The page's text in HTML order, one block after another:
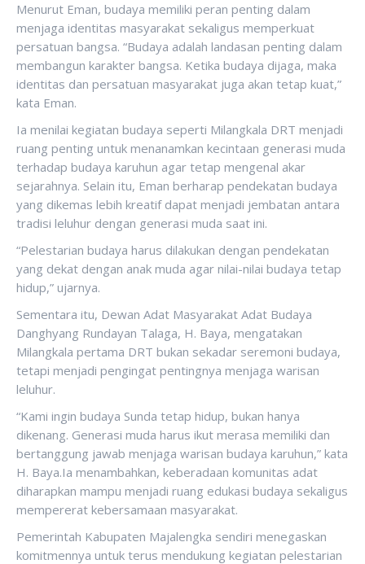
Menurut Eman, budaya memiliki peran penting dalam
menjaga identitas masyarakat sekaligus memperkuat
persatuan bangsa. “Budaya adalah landasan penting dalam
membangun karakter bangsa. Ketika budaya dijaga, maka
identitas dan persatuan masyarakat juga akan tetap kuat,”
kata Eman.
Ia menilai kegiatan budaya seperti Milangkala DRT menjadi
ruang penting untuk menanamkan kecintaan generasi muda
terhadap budaya karuhun agar tetap mengenal akar
sejarahnya. Selain itu, Eman berharap pendekatan budaya
yang dikemas lebih kreatif dapat menjadi jembatan antara
tradisi leluhur dengan generasi muda saat ini.
“Pelestarian budaya harus dilakukan dengan pendekatan
yang dekat dengan anak muda agar nilai-nilai budaya tetap
hidup,” ujarnya.
Sementara itu, Dewan Adat Masyarakat Adat Budaya
Danghyang Rundayan Talaga, H. Baya, mengatakan
Milangkala pertama DRT bukan sekadar seremoni budaya,
tetapi menjadi pengingat pentingnya menjaga warisan
leluhur.
“Kami ingin budaya Sunda tetap hidup, bukan hanya
dikenang. Generasi muda harus ikut merasa memiliki dan
bertanggung jawab menjaga warisan budaya karuhun,” kata
H. Baya.Ia menambahkan, keberadaan komunitas adat
diharapkan mampu menjadi ruang edukasi budaya sekaligus
mempererat kebersamaan masyarakat.
Pemerintah Kabupaten Majalengka sendiri menegaskan
komitmennya untuk terus mendukung kegiatan pelestarian